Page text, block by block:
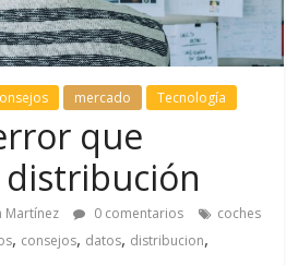
mercado Tecnología
que
Martínez 0 comentarios
coches
, consejos, datos, distribucion,